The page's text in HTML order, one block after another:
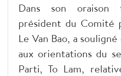
Dans son
président du Comité
Le Van Bao, a
aux orientations du
Parti, To Lam,